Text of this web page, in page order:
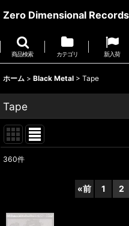
Zero Dimensional
商品検索 カテゴリ 新入荷
ホーム > Black Metal > Tape
Tape
360件
«前 1 2